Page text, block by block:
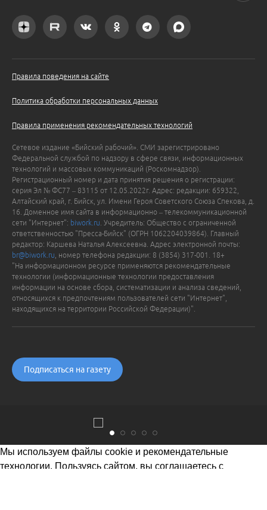
Правила поведения на сайте
Политика обработки персональных данных
Правила применения рекомендательных технологий
Сетевое издание «Бийский рабочий». СМИ зарегистрировано
Федеральной службой по надзору в сфере связи, информационных
технологий и массовых коммуникаций (Роскомнадзор).
Регистрационный номер и дата принятия решения о регистрации:
серия Эл № ФС77 – 83115 от 12.05.2022г. Адрес: редакции: 659322,
Алтайский край, г. Бийск, ул. Имени Героя Советского Союза Спекова, д.
16. Доменное имя сайта в информационно – телекоммуникационной
сети "Интернет": biwork.ru . Учредитель: Общество с ограниченной
ответственностью "Пресса-Бийск" (ОГРН 1062204039864). Главный
редактор: Каршева Наталья Алексеевна. Адрес электронной почты:
br@biwork.ru , номер телефона редакции: 8 (3854) 317-001. 18+
"На информационном ресурсе применяются рекомендательные
технологии (информационные технологии предоставления
информации на основе сбора, систематизации и анализа сведений,
относящихся к предпочтениям пользователей сети "Интернет",
находящихся на территории Российской Федерации)".
Подписаться на газету
Мы используем файлы cookie и рекомендательные
технологии. Пользуясь сайтом, вы соглашаетесь с